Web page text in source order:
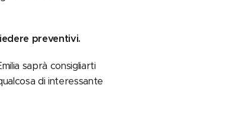
preventivi.
saprà consigliarti
di interessante